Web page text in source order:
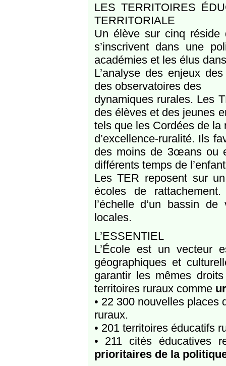
LES TERRITOIRES
TERRITORIALE
Un élève sur cinq réside
s’inscrivent dans une
académies et les élus
L’analyse des enjeux
des observatoires des
dynamiques rurales. Les
des élèves et des jeunes
tels que les Cordées de la
d’excellence-ruralité. Ils
des moins de 3œans ou
différents temps de
Les TER reposent sur
écoles de
l’échelle d’un bassin
locales.
L’ESSENTIEL
L’École est un vecteur
géographiques et
garantir les mêmes
territoires ruraux comme
• 22 300 nouvelles places
ruraux.
• 201 territoires éducatifs
• 211 cités éducatives
prioritaires de la